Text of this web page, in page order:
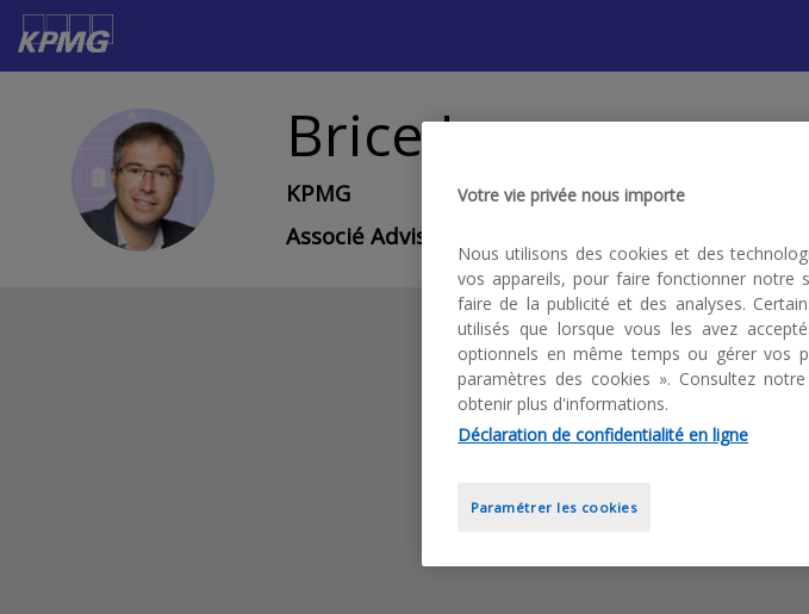
BJ
BriceJavaux
KPMG
Associé Advisory
Votre vie privée nous importe
Nous utilisons des cookies et des
vos appareils, pour faire fonctionner notre
faire de la publicité et des analyses.
utilisés que lorsque vous les avez
optionnels en même temps ou gérer vos
paramètres des cookies ». Consultez
obtenir plus d'informations.
Déclaration de confidentialité en ligne
Paramétrer les cookies